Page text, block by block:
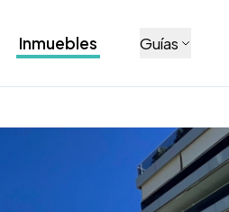
Inmuebles Guías